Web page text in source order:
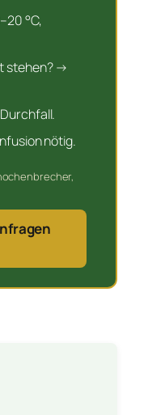
°C,
stehen? →
nötig.